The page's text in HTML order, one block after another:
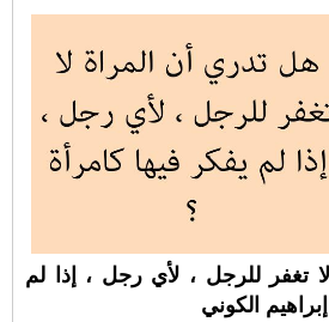
تغفر للرجل ، لأي رجل ، إذا لم
الكوني